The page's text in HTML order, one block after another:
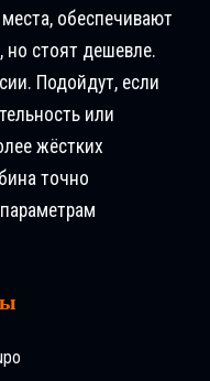
обеспечивают
но стоят дешевле.
Подойдут, если
или
жёстких
точно